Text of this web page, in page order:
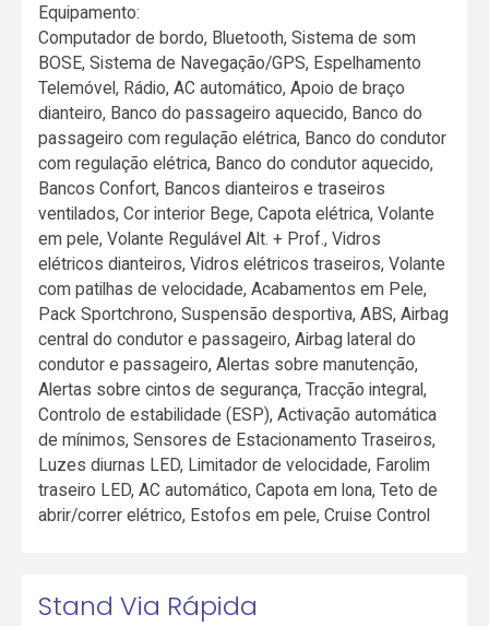
Equipamento:
Computador de bordo, Bluetooth, Sistema de som
BOSE, Sistema de Navegação/GPS, Espelhamento
Telemóvel, Rádio, AC automático, Apoio de braço
dianteiro, Banco do passageiro aquecido, Banco do
passageiro com regulação elétrica, Banco do condutor
com regulação elétrica, Banco do condutor aquecido,
Bancos Confort, Bancos dianteiros e traseiros
ventilados, Cor interior Bege, Capota elétrica, Volante
em pele, Volante Regulável Alt. + Prof., Vidros
elétricos dianteiros, Vidros elétricos traseiros, Volante
com patilhas de velocidade, Acabamentos em Pele,
Pack Sportchrono, Suspensão desportiva, ABS, Airbag
central do condutor e passageiro, Airbag lateral do
condutor e passageiro, Alertas sobre manutenção,
Alertas sobre cintos de segurança, Tracção integral,
Controlo de estabilidade (ESP), Activação automática
de mínimos, Sensores de Estacionamento Traseiros,
Luzes diurnas LED, Limitador de velocidade, Farolim
traseiro LED, AC automático, Capota em lona, Teto de
abrir/correr elétrico, Estofos em pele, Cruise Control
Stand Via Rápida